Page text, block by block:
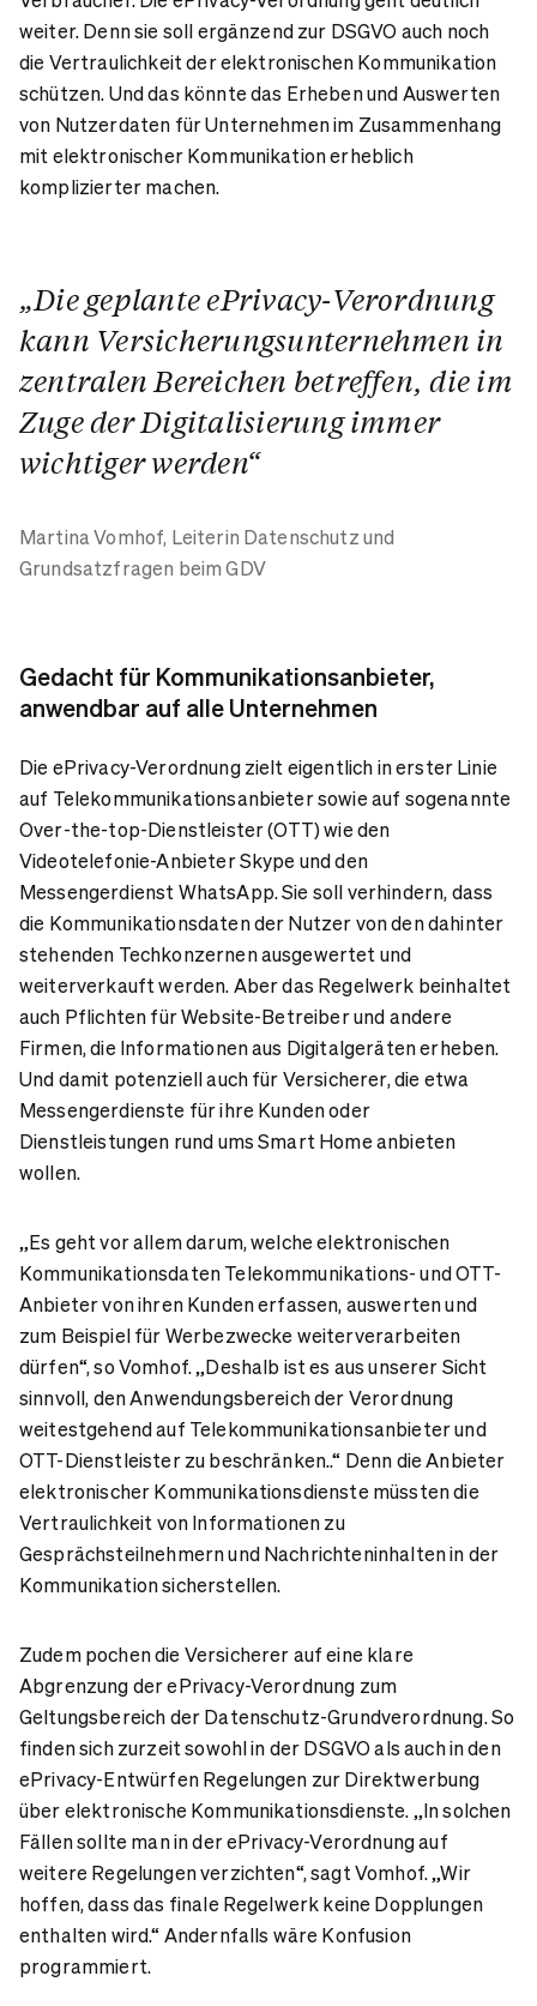
weiter. Denn sie soll ergänzend zur DSGVO auch noch
die Vertraulichkeit der elektronischen Kommunikation
schützen. Und das könnte das Erheben und Auswerten
von Nutzerdaten für Unternehmen im Zusammenhang
mit elektronischer Kommunikation erheblich
komplizierter machen.
„Die geplante ePrivacy-Verordnung
kann Versicherungsunternehmen in
zentralen Bereichen betreffen, die im
Zuge der Digitalisierung immer
wichtiger werden“
Martina Vomhof, Leiterin Datenschutz und
Grundsatzfragen beim GDV
Gedacht für Kommunikationsanbieter,
anwendbar auf alle Unternehmen
Die ePrivacy-Verordnung zielt eigentlich in erster Linie
auf Telekommunikationsanbieter sowie auf sogenannte
Over-the-top-Dienstleister (OTT) wie den
Videotelefonie-Anbieter Skype und den
Messengerdienst WhatsApp. Sie soll verhindern, dass
die Kommunikationsdaten der Nutzer von den dahinter
stehenden Techkonzernen ausgewertet und
weiterverkauft werden. Aber das Regelwerk beinhaltet
auch Pflichten für Website-Betreiber und andere
Firmen, die Informationen aus Digitalgeräten erheben.
Und damit potenziell auch für Versicherer, die etwa
Messengerdienste für ihre Kunden oder
Dienstleistungen rund ums Smart Home anbieten
wollen.
„Es geht vor allem darum, welche elektronischen
Kommunikationsdaten Telekommunikations- und OTT-
Anbieter von ihren Kunden erfassen, auswerten und
zum Beispiel für Werbezwecke weiterverarbeiten
dürfen“, so Vomhof. „Deshalb ist es aus unserer Sicht
sinnvoll, den Anwendungsbereich der Verordnung
weitestgehend auf Telekommunikationsanbieter und
OTT-Dienstleister zu beschränken..“ Denn die Anbieter
elektronischer Kommunikationsdienste müssten die
Vertraulichkeit von Informationen zu
Gesprächsteilnehmern und Nachrichteninhalten in der
Kommunikation sicherstellen.
Zudem pochen die Versicherer auf eine klare
Abgrenzung der ePrivacy-Verordnung zum
Geltungsbereich der Datenschutz-Grundverordnung. So
finden sich zurzeit sowohl in der DSGVO als auch in den
ePrivacy-Entwürfen Regelungen zur Direktwerbung
über elektronische Kommunikationsdienste. „In solchen
Fällen sollte man in der ePrivacy-Verordnung auf
weitere Regelungen verzichten“, sagt Vomhof. „Wir
hoffen, dass das finale Regelwerk keine Dopplungen
enthalten wird.“ Andernfalls wäre Konfusion
programmiert.